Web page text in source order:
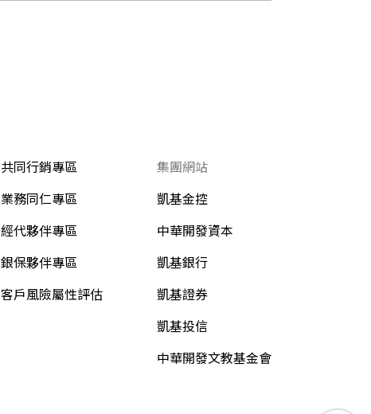
共同行銷專區
業務同仁專區
經代夥伴專區
銀保夥伴專區
客戶風險屬性評估
集團網站
凱基金控
中華開發資本
凱基銀行
凱基證券
凱基投信
中華開發文教基金會